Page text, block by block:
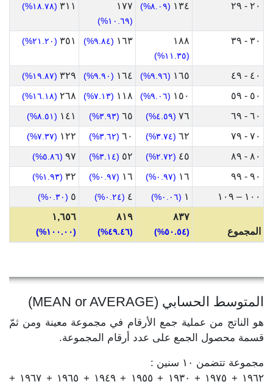
٢٠ - ٢٩
١٣٤ (٨.٠٩%) ١٧٧
(١٠.٦٩%)
٣١١ (١٨.٧٨%)
٣٠ - ٣٩ ١٨٨
(١١.٣٥%)
١٦٣ (٩.٨٤%) ٣٥١ (٢١.٢٠%)
٤٠ - ٤٩ ١٦٥ (٩.٩٦%) ١٦٤ (٩.٩٠%) ٣٢٩ (١٩.٨٧%)
٥٠ - ٥٩ ١٥٠ (٩.٠٦%) ١١٨ (٧.١٣%) ٢٦٨ (١٦.١٨%)
٦٠ - ٦٩ ٧٦ (٤.٥٩%) ٦٥ (٣.٩٣%) ١٤١ (٨.٥١%)
٧٠ - ٧٩ ٦٢ (٣.٧٤%) ٦٠ (٣.٦٢%) ١٢٢ (٧.٣٧%)
٨٠ - ٨٩ ٤٥ (٢.٧٢%) ٥٢ (٣.١٤%) ٩٧ (٥.٨٦%)
٩٠ - ٩٩ ١٦ (٠.٩٧%) ١٦ (٠.٩٧%) ٣٢ (١.٩٣%)
١٠٠ – ١٠٩ ١ (٠.٠٦%) ٤ (٠.٢٤%) ٥ (٠.٣٠%)
المجموع
٨٣٧
(٥٠.٥٤%)
٨١٩
(٤٩.٤٦%)
١,٦٥٦
(١٠٠.٠٠%)
المتوسط الحسابي (MEAN or AVERAGE)
هو الناتج من عملية جمع الأرقام في مجموعة معينة ومن ثمّ
قسمة محصول الجمع على عدد أرقام المجموعة.
مجموعة تتضمن ١٠ سنين :
١٩٦٢ + ١٩٧٥ + ١٩٣٠ + ١٩٥٥ + ١٩٤٩ + ١٩٦٥ + ١٩٦٧ +